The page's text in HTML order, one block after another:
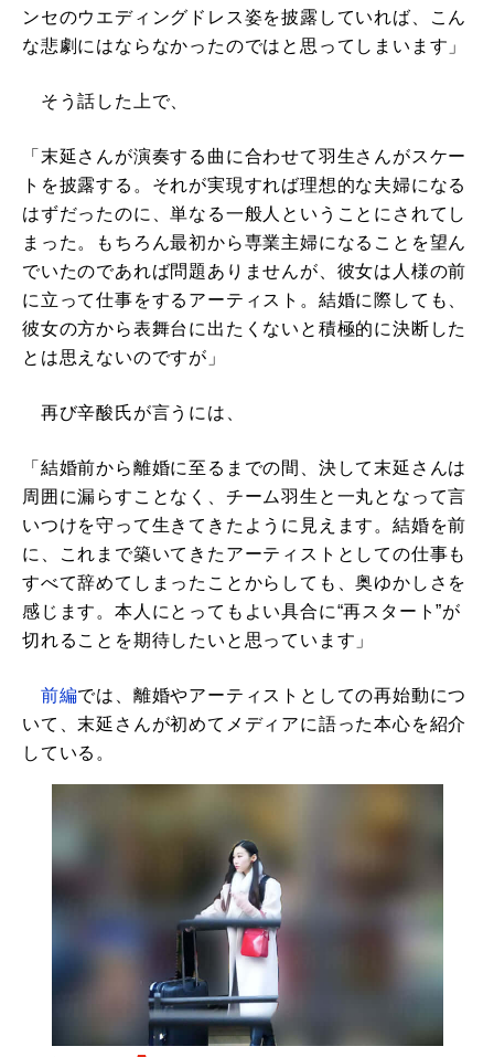
ンセのウエディングドレス姿を披露していれば、こん
な悲劇にはならなかったのではと思ってしまいます」
そう話した上で、
「末延さんが演奏する曲に合わせて羽生さんがスケー
トを披露する。それが実現すれば理想的な夫婦になる
はずだったのに、単なる一般人ということにされてし
まった。もちろん最初から専業主婦になることを望ん
でいたのであれば問題ありませんが、彼女は人様の前
に立って仕事をするアーティスト。結婚に際しても、
彼女の方から表舞台に出たくないと積極的に決断した
とは思えないのですが」
再び辛酸氏が言うには、
「結婚前から離婚に至るまでの間、決して末延さんは
周囲に漏らすことなく、チーム羽生と一丸となって言
いつけを守って生きてきたように見えます。結婚を前
に、これまで築いてきたアーティストとしての仕事も
すべて辞めてしまったことからしても、奥ゆかしさを
感じます。本人にとってもよい具合に“再スタート”が
切れることを期待したいと思っています」
前編では、離婚やアーティストとしての再始動につ
いて、末延さんが初めてメディアに語った本心を紹介
している。